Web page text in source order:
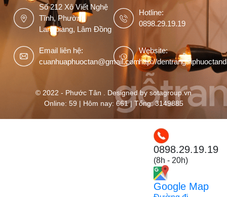
Số 212 Xô Viết Nghệ
Tĩnh, Phường
Langbiang, Lâm Đồng
Hotline:
0898.29.19.19
Email liên hệ:
cuanhuaphuoctan@gmail.com
Website:
http://
© 2022 - Phước Tân . Designed by sotagroup.vn
Online: 59 | Hôm nay: 661 | Tổng: 3149885
0898.29.19.19
(8h - 20h)
Google Map